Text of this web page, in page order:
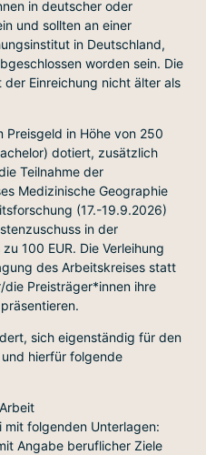
in deutscher oder
und sollten an einer
in Deutschland,
worden sein. Die
Einreichung nicht älter als
Preisgeld in Höhe von 250
dotiert, zusätzlich
Teilnahme der
Medizinische Geographie
(17.-19.9.2026)
in der
100 EUR. Die Verleihung
des Arbeitskreises statt
Preisträger*innen ihre
sich eigenständig für den
hierfür folgende
mit folgenden Unterlagen:
Angabe beruflicher Ziele